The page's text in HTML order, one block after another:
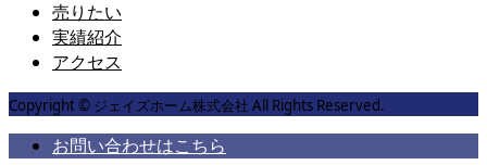
売りたい
実績紹介
アクセス
Copyright © ジェイズホーム株式会社 All Rights Reserved.
お問い合わせはこちら